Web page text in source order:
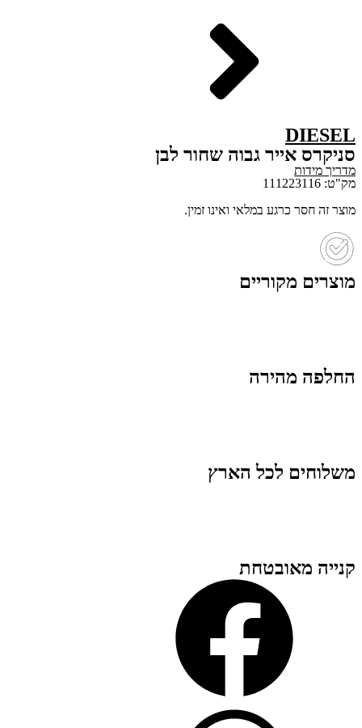
DIESEL
סניקרס אייר גבוה שחור לבן
מדריך מידות
מק"ט: 111223116
מוצר זה חסר כרגע במלאי ואינו זמין.
מוצרים מקוריים
החלפה מהירה
משלוחים לכל הארץ
קנייה מאובטחת